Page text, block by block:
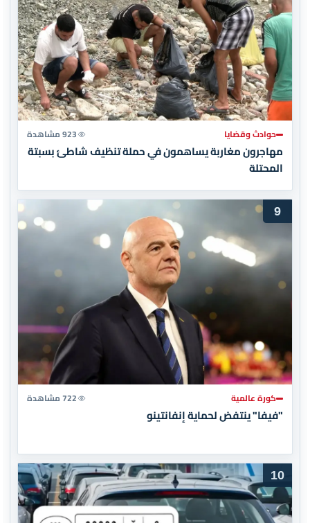
حوادث وقضايا 923 مشاهدة
مهاجرون مغاربة يساهمون في حملة تنظيف شاطئ بسبتة
المحتلة
9
كورة عالمية 722 مشاهدة
"فيفا" ينتفض لحماية إنفانتينو
10